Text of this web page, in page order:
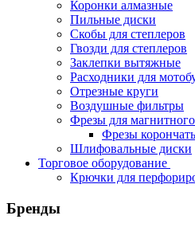
Коронки алмазные
Пильные диски
Скобы для степлеров
Гвозди для степлеров
Заклепки вытяжные
Расходники для
Отрезные круги
Воздушные фильтры
Фрезы для магнитного
Фрезы
Шлифовальные диски
Торговое оборудование
Крючки для
Бренды